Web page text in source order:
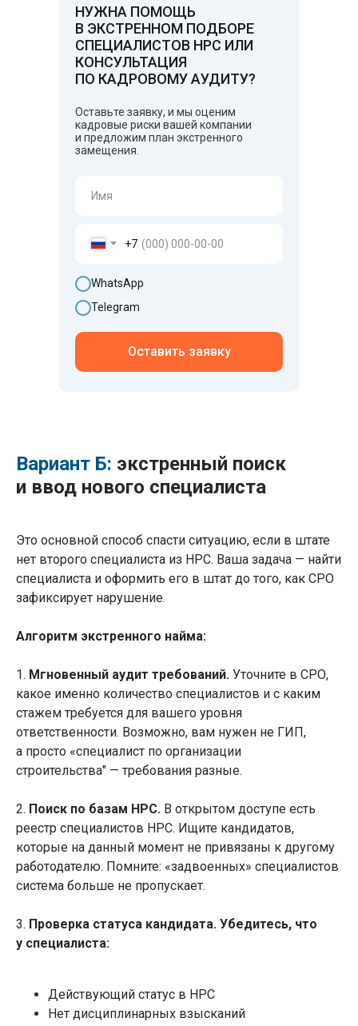
Оставьте заявку, и мы оценим
кадровые риски вашей компании
и предложим план экстренного
замещения.
НУЖНА ПОМОЩЬ
В ЭКСТРЕННОМ ПОДБОРЕ
СПЕЦИАЛИСТОВ НРС ИЛИ
КОНСУЛЬТАЦИЯ
ПО КАДРОВОМУ АУДИТУ?
+7
WhatsApp
Telegram
Оставить заявку
Вариант Б: экстренный поиск
и ввод нового специалиста
Это основной способ спасти ситуацию, если в штате
нет второго специалиста из НРС. Ваша задача — найти
специалиста и оформить его в штат до того, как СРО
зафиксирует нарушение.
Алгоритм экстренного найма:
1. Мгновенный аудит требований. Уточните в СРО,
какое именно количество специалистов и с каким
стажем требуется для вашего уровня
ответственности. Возможно, вам нужен не ГИП,
а просто «специалист по организации
строительства" — требования разные.
2. Поиск по базам НРС. В открытом доступе есть
реестр специалистов НРС. Ищите кандидатов,
которые на данный момент не привязаны к другому
работодателю. Помните: «задвоенных» специалистов
система больше не пропускает.
3. Проверка статуса кандидата. Убедитесь, что
у специалиста:
Действующий статус в НРС
Нет дисциплинарных взысканий